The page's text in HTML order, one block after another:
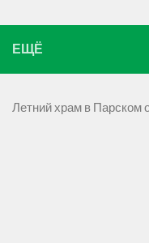
ЕЩЁ
Летний храм в Парском